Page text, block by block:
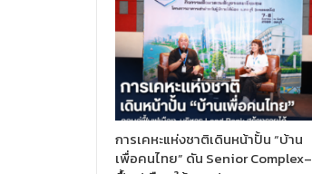
การเคหะแห่งชาติเดินหน้าปั้น “บ้าน
เพื่อคนไทย” ดัน Senior Complex–